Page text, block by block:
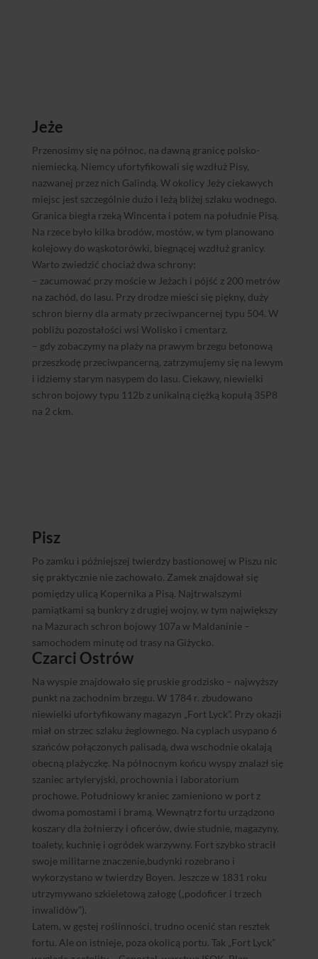
Jeże
Przenosimy się na północ, na dawną granicę polsko-
niemiecką. Niemcy ufortyfikowali się wzdłuż Pisy,
nazwanej przez nich Galindą. W okolicy Jeży ciekawych
miejsc jest szczególnie dużo i leżą bliżej szlaku wodnego.
Granica biegła rzeką Wincenta i potem na południe Pisą.
Na rzece było kilka brodów, mostów, w tym planowano
kolejowy do wąskotorówki, biegnącej wzdłuż granicy.
Warto zwiedzić chociaż dwa schrony:
– zacumować przy moście w Jeżach i pójść z 200 metrów
na zachód, do lasu. Przy drodze mieści się piękny, duży
schron bierny dla armaty przeciwpancernej typu 504. W
pobliżu pozostałości wsi Wolisko i cmentarz.
– gdy zobaczymy na plaży na prawym brzegu betonową
przeszkodę przeciwpancerną, zatrzymujemy się na lewym
i idziemy starym nasypem do lasu. Ciekawy, niewielki
schron bojowy typu 112b z unikalną ciężką kopułą 35P8
na 2 ckm.
Pisz
Po zamku i późniejszej twierdzy bastionowej w Piszu nic
się praktycznie nie zachowało. Zamek znajdował się
pomiędzy ulicą Kopernika a Pisą. Najtrwalszymi
pamiątkami są bunkry z drugiej wojny, w tym największy
na Mazurach schron bojowy 107a w Maldaninie –
samochodem minutę od trasy na Giżycko.
Czarci Ostrów
Na wyspie znajdowało się pruskie grodzisko – najwyższy
punkt na zachodnim brzegu. W 1784 r. zbudowano
niewielki ufortyfikowany magazyn „Fort Lyck”. Przy okazji
miał on strzec szlaku żeglownego. Na cyplach usypano 6
szańców połączonych palisadą, dwa wschodnie okalają
obecną plażyczkę. Na północnym końcu wyspy znalazł się
szaniec artyleryjski, prochownia i laboratorium
prochowe. Południowy kraniec zamieniono w port z
dwoma pomostami i bramą. Wewnątrz fortu urządzono
koszary dla żołnierzy i oficerów, dwie studnie, magazyny,
toalety, kuchnię i ogródek warzywny. Fort szybko stracił
swoje militarne znaczenie,budynki rozebrano i
wykorzystano w twierdzy Boyen. Jeszcze w 1831 roku
utrzymywano szkieletową załogę („podoficer i trzech
inwalidów”).
Latem, w gęstej roślinności, trudno ocenić stan resztek
fortu. Ale on istnieje, poza okolicą portu. Tak „Fort Lyck”